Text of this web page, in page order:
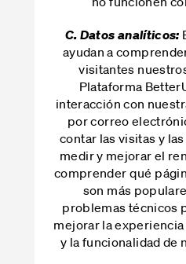
C. Datos analíticos:
ayudan a
visitantes
Plataforma
interacción con
por correo
contar las visitas y
medir y mejorar el
comprender qué
son más
problemas técnicos
mejorar la
y la funcionalidad de